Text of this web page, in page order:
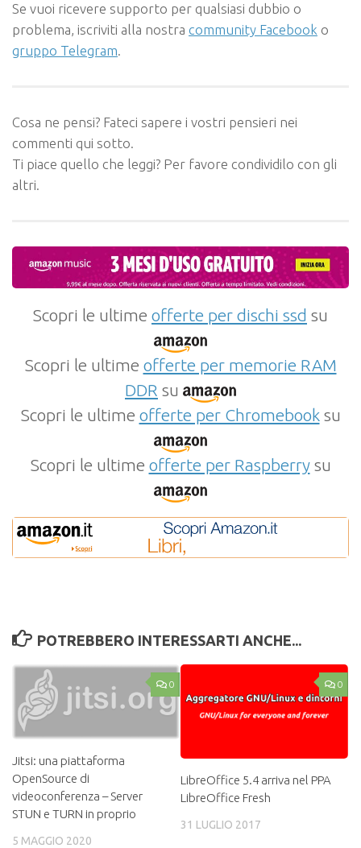
Se vuoi ricevere supporto per qualsiasi dubbio o
problema, iscriviti alla nostra community Facebook o
gruppo Telegram.
Cosa ne pensi? Fateci sapere i vostri pensieri nei
commenti qui sotto.
Ti piace quello che leggi? Per favore condividilo con gli
altri.
Scopri le ultime offerte per dischi ssd su
Scopri le ultime offerte per memorie RAM
DDR su
Scopri le ultime offerte per Chromebooksu
Scopri le ultime offerte per Raspberrysu
POTREBBERO INTERESSARTI ANCHE...
0
Jitsi: una piattaforma
OpenSource di
videoconferenza – Server
STUN e TURN in proprio
5 MAGGIO 2020
0
LibreOffice 5.4 arriva nel PPA
LibreOffice Fresh
31 LUGLIO 2017